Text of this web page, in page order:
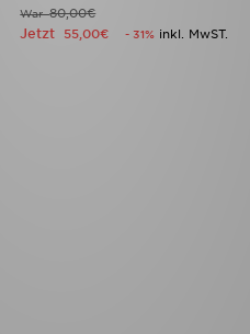
War80,00€
Jetzt 55,00€ - 31% inkl. MwST.